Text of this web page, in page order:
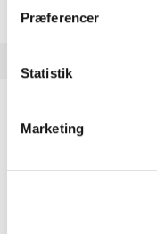
Præferencer
Statistik
Marketing
HA(it.) -
virksomheders